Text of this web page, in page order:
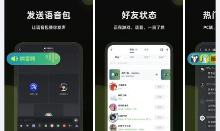
34款应用
3934款应用
69款应用
700款应用
981款应用
末日游戏
1407款应用
pc游戏
3449款应用
游戏攻略
63款应用
软件教程
8款应用
热点新闻
8款应用